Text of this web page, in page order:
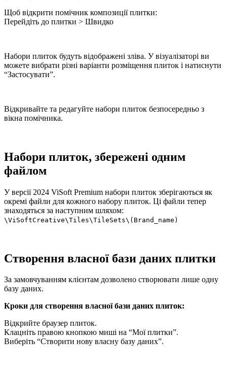
Щоб відкрити помічник композиції плитки:
Перейдіть до плитки > Швидко
Набори плиток будуть відображені зліва. У візуалізаторі ви
можете вибрати різні варіанти розміщення плиток і натиснути
“Застосувати”.
Відкривайте та редагуйте набори плиток безпосередньо з
вікна помічника.
Набори плиток, збережені одним
файлом
У версії 2024 ViSoft Premium набори плиток зберігаються як
окремі файли для кожного набору плиток. Ці файли тепер
знаходяться за наступним шляхом:
\ViSoftCreative\Tiles\TileSets\(Brand_name)
Створення власної бази даних плитки
За замовчуванням клієнтам дозволено створювати лише одну
базу даних.
Кроки для створення власної бази даних плиток:
Відкрийте браузер плиток.
Клацніть правою кнопкою миші на “Мої плитки”.
Виберіть “Створити нову власну базу даних”.